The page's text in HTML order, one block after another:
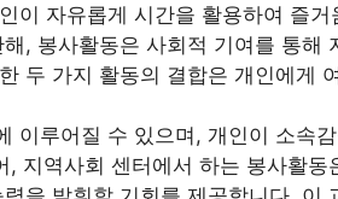
이 자유롭게 시간을 활용하여 즐
, 봉사활동은 사회적 기여를 통해
두 가지 활동의 결합은 개인에게
이루어질 수 있으며, 개인이 소속
, 지역사회 센터에서 하는 봉사활